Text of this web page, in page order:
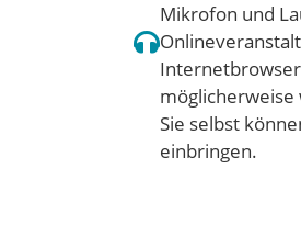
Mikrofon und
möglicherweise
Sie selbst
einbringen.